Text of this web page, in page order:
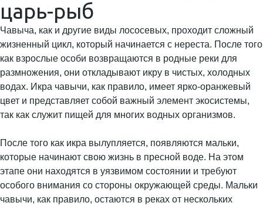
царь-рыб
Чавыча, как и другие виды лососевых, проходит сложный
жизненный цикл, который начинается с нереста. После того
как взрослые особи возвращаются в родные реки для
размножения, они откладывают икру в чистых, холодных
водах. Икра чавычи, как правило, имеет ярко-оранжевый
цвет и представляет собой важный элемент экосистемы,
так как служит пищей для многих водных организмов.
После того как икра вылупляется, появляются мальки,
которые начинают свою жизнь в пресной воде. На этом
этапе они находятся в уязвимом состоянии и требуют
особого внимания со стороны окружающей среды. Мальки
чавычи, как правило, остаются в реках от нескольких